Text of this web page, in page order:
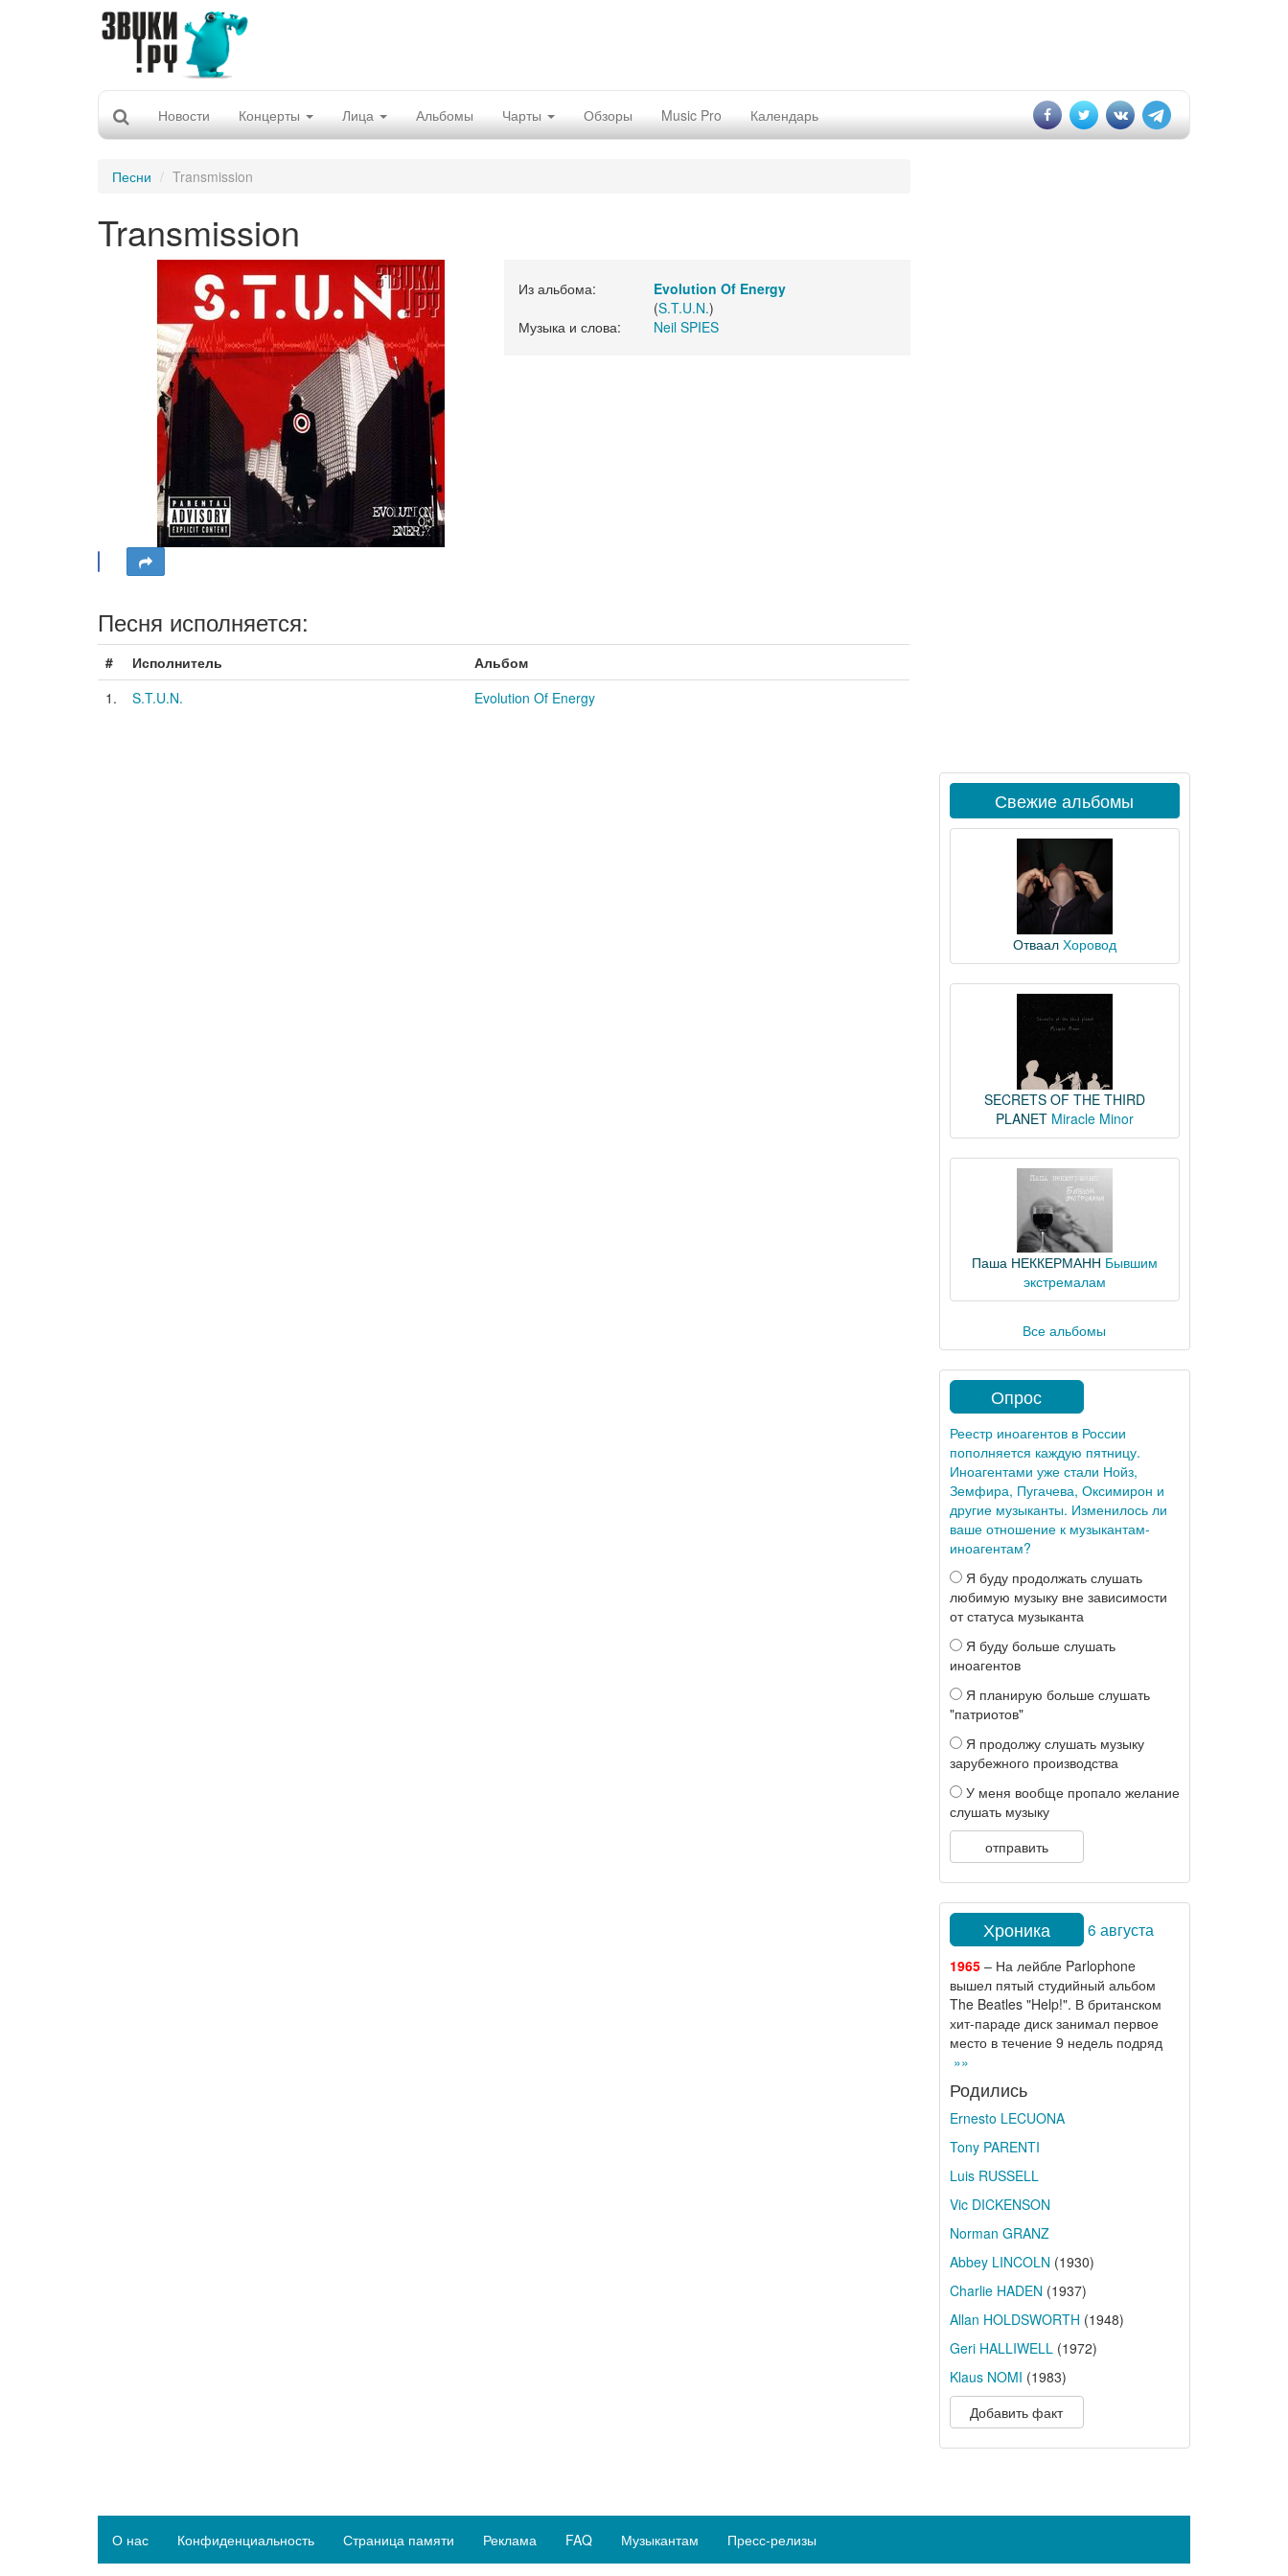
Новости Концерты Лица Альбомы Чарты Обзоры Music Pro Календарь
Песни Transmission
Transmission
Из альбома:
Evolution Of Energy
(S.T.U.N.)
Музыка и слова:
Neil SPIES
Песня исполняется:
# Исполнитель
Альбом
1.
S.T.U.N. Evolution Of Energy
Свежие альбомы
Отваал Хоровод
SECRETS OF THE THIRD
PLANET Miracle Minor
Паша НЕККЕРМАНН Бывшим
экстремалам
Все альбомы
Опрос
Реестр иноагентов в России
пополняется каждую пятницу.
Иноагентами уже стали Нойз,
Земфира, Пугачева, Оксимирон и
другие музыканты. Изменилось ли
ваше отношение к музыкантам-
иноагентам?
Я буду продолжать слушать
любимую музыку вне зависимости
от статуса музыканта
Я буду больше слушать
иноагентов
Я планирую больше слушать
"патриотов"
Я продолжу слушать музыку
зарубежного производства
У меня вообще пропало желание
слушать музыку
отправить
Хроника 6 августа
1965– На лейбле Parlophone
вышел пятый студийный альбом
The Beatles "Help!". В британском
хит-параде диск занимал первое
место в течение 9 недель подряд
»»
Родились
Ernesto LECUONA
Tony PARENTI
Luis RUSSELL
Vic DICKENSON
Norman GRANZ
Abbey LINCOLN (1930)
Charlie HADEN (1937)
Allan HOLDSWORTH (1948)
Geri HALLIWELL(1972)
Klaus NOMI (1983)
Добавить факт
О нас Конфиденциальность Страница памяти Реклама FAQ Музыкантам Пресс-релизы